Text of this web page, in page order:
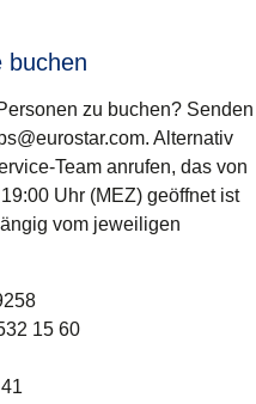
buchen
zu buchen? Senden
Alternativ
Team anrufen, das von
Uhr (MEZ) geöffnet ist
vom jeweiligen
15 60